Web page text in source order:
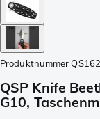
Produktnummer
QSP Knife
G10,